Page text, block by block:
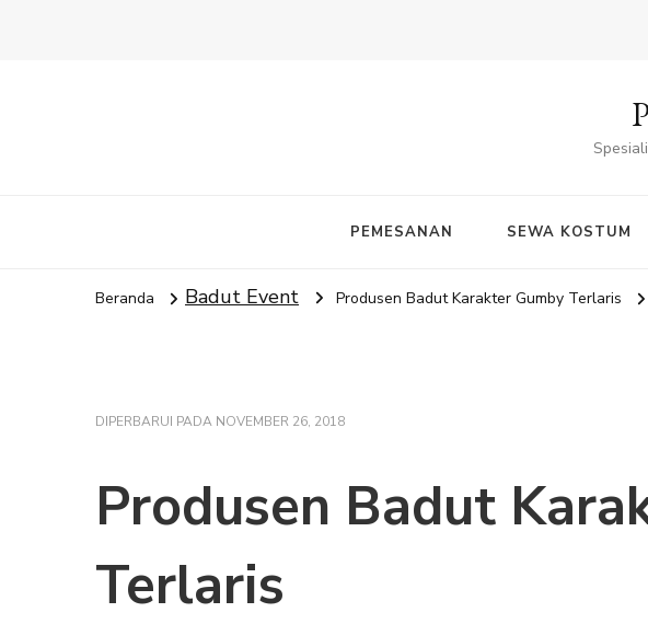
PEMESANAN SEWA KOSTUM
Beranda Badut Event Produsen Badut Karakter Gumby Terlaris
DIPERBARUI PADA NOVEMBER 26, 2018
Produsen Badut
Terlaris